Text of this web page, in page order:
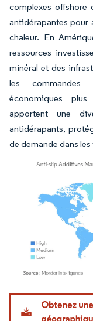
complexes offshore
antidérapantes pour
chaleur. En
ressources
minéral et des
les commandes
économiques
apportent une
antidérapants,
de demande dans
Image © Mordor